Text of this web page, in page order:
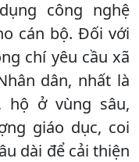
công nghệ
cán bộ. Đối với
chí yêu cầu xã
dân, nhất là
hộ ở vùng sâu,
giáo dục, coi
dài để cải thiện